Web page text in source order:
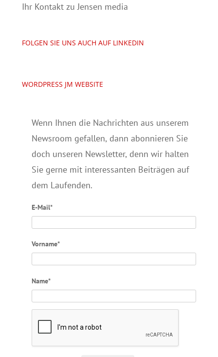
Ihr Kontakt zu Jensen media
FOLGEN SIE UNS AUCH AUF LINKEDIN
WORDPRESS JM WEBSITE
Wenn Ihnen die Nachrichten aus unserem
Newsroom gefallen, dann abonnieren Sie
doch unseren Newsletter, denn wir halten
Sie gerne mit interessanten Beiträgen auf
dem Laufenden.
E-Mail*
Vorname*
Name*